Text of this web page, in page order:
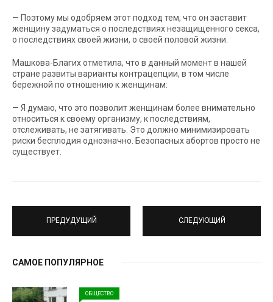
— Поэтому мы одобряем этот подход тем, что он заставит
женщину задуматься о последствиях незащищенного секса,
о последствиях своей жизни, о своей половой жизни.
Машкова-Благих отметила, что в данный момент в нашей
стране развиты варианты контрацепции, в том числе
бережной по отношению к женщинам:
— Я думаю, что это позволит женщинам более внимательно
относиться к своему организму, к последствиям,
отслеживать, не затягивать. Это должно минимизировать
риски бесплодия однозначно. Безопасных абортов просто не
существует.
ПРЕДУДУЩИЙ СЛЕДУЮЩИЙ
САМОЕ ПОПУЛЯРНОЕ
ОБЩЕСТВО